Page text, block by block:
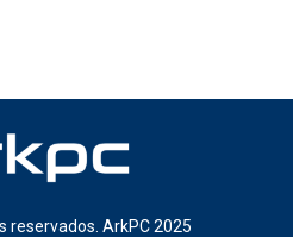
reservados. ArkPC 2025